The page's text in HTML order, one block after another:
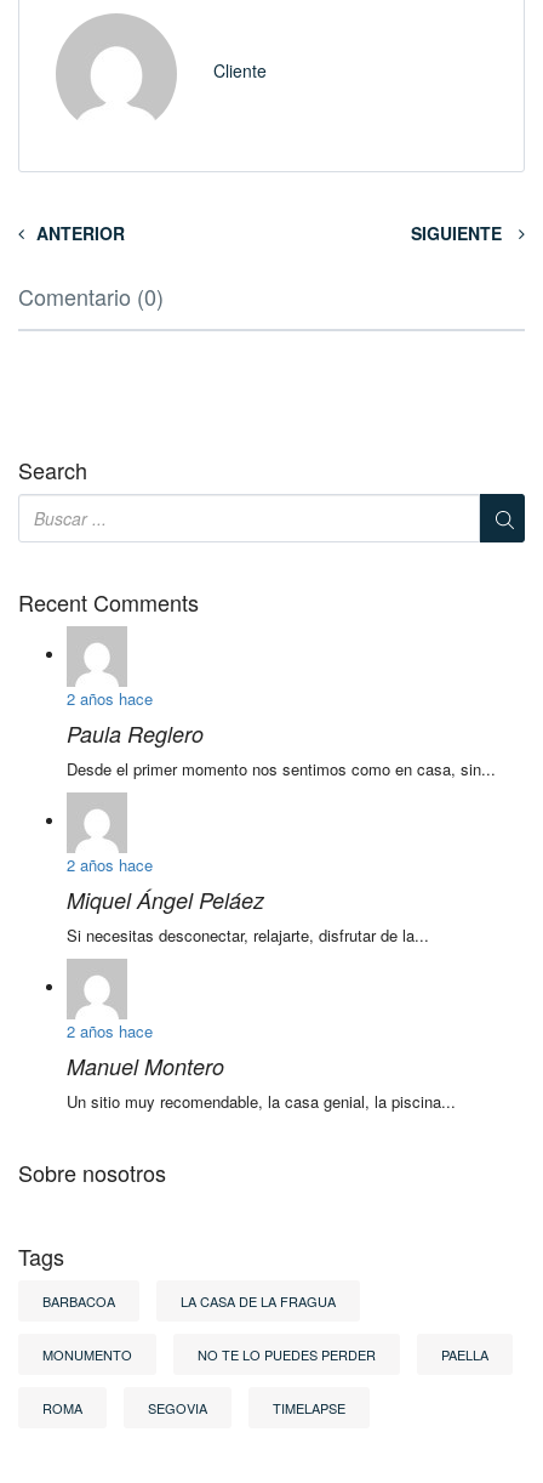
Cliente
ANTERIOR SIGUIENTE
Comentario (0)
Search
Recent Comments
2 años hace
Paula Reglero
Desde el primer momento nos sentimos como en casa, sin...
2 años hace
Miquel Ángel Peláez
Si necesitas desconectar, relajarte, disfrutar de la...
2 años hace
Manuel Montero
Un sitio muy recomendable, la casa genial, la piscina...
Sobre nosotros
Tags
BARBACOA LA CASA DE LA FRAGUA
MONUMENTO NO TE LO PUEDES PERDER PAELLA
ROMA SEGOVIA TIMELAPSE